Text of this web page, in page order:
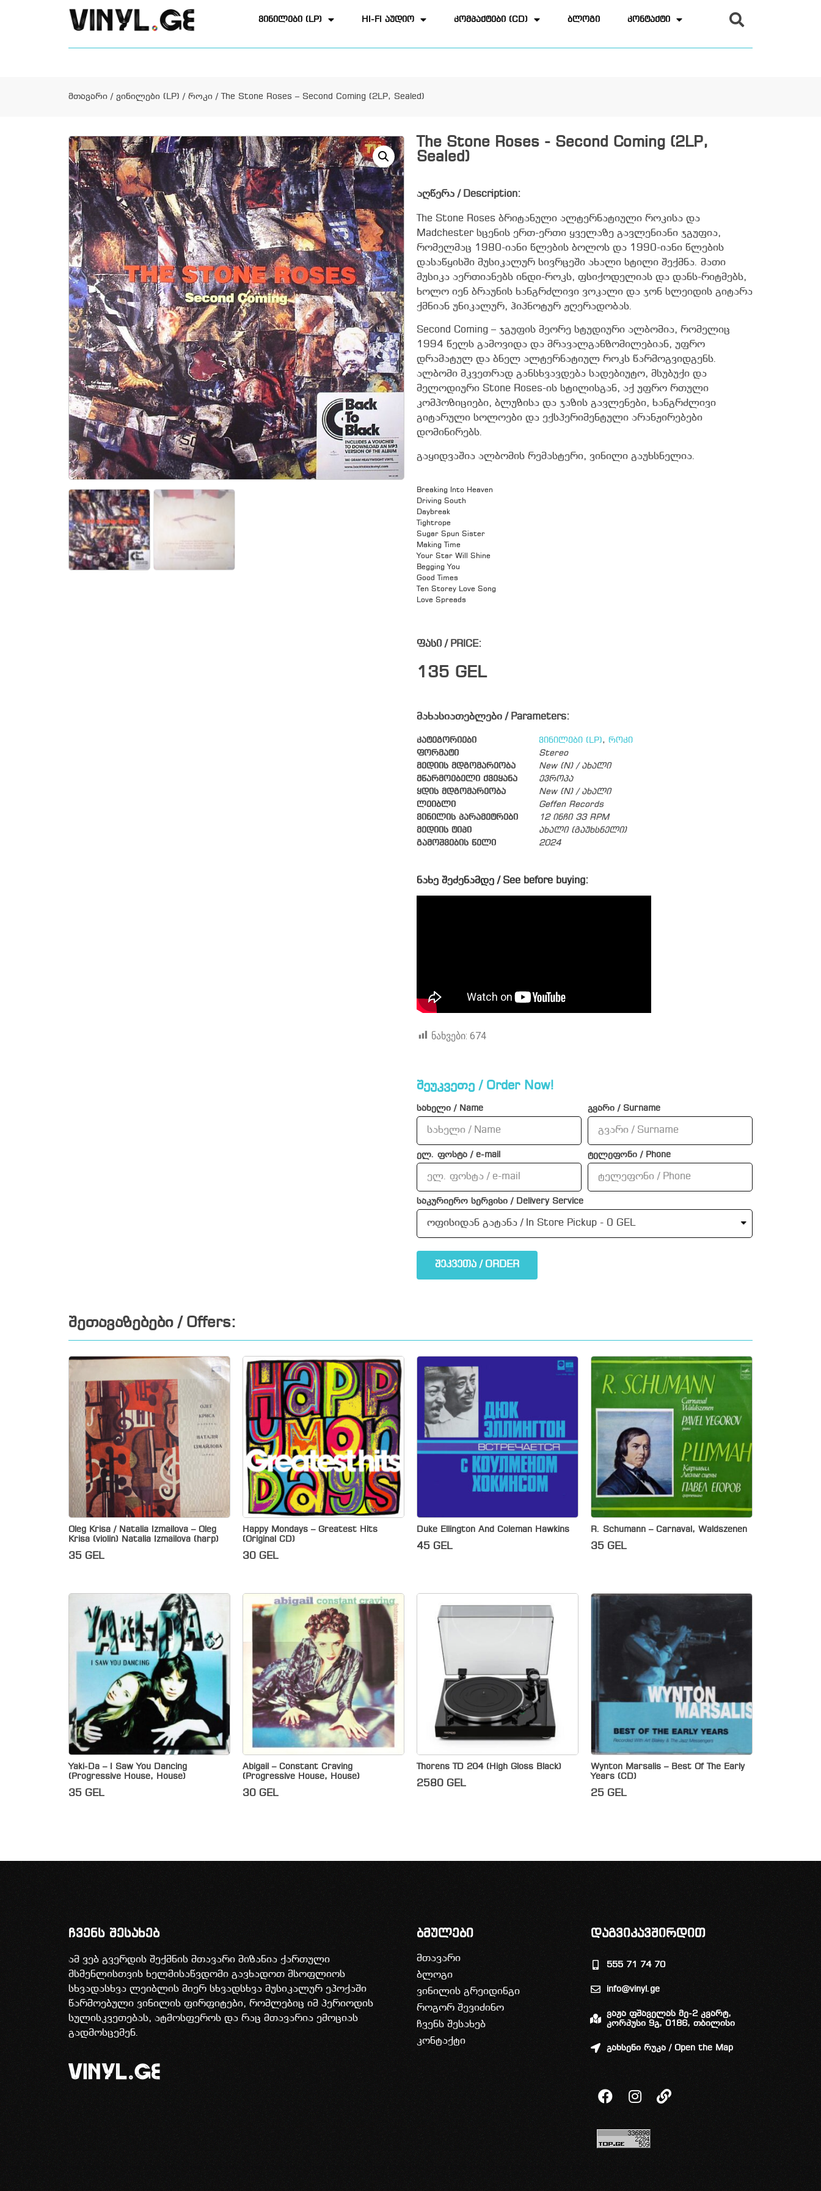
ვინილები (LP) HI-FI აუდიო კომპაქტები (CD) ბლოგი კონტაქტი
მთავარი / ვინილები (LP) / როკი / The Stone Roses – Second Coming (2LP, Sealed)
The Stone Roses - Second Coming (2LP,
Sealed)
აღწერა / Description:
The Stone Roses ბრიტანული ალტერნატიული როკისა და
Madchester სცენის ერთ-ერთი ყველაზე გავლენიანი ჯგუფია,
რომელმაც 1980-იანი წლების ბოლოს და 1990-იანი წლების
დასაწყისში მუსიკალურ სივრცეში ახალი სტილი შექმნა. მათი
მუსიკა აერთიანებს ინდი-როკს, ფსიქოდელიას და დანს-რიტმებს,
ხოლო იენ ბრაუნის ხანგრძლივი ვოკალი და ჯონ სლეიდის გიტარა
ქმნიან უნიკალურ, ჰიპნოტურ ჟღერადობას.
Second Coming – ჯგუფის მეორე სტუდიური ალბომია, რომელიც
1994 წელს გამოვიდა და მრავალგანზომილებიან, უფრო
დრამატულ და ბნელ ალტერნატიულ როკს წარმოგვიდგენს.
ალბომი მკვეთრად განსხვავდება სადებიუტო, მსუბუქი და
მელოდიური Stone Roses-ის სტილისგან, აქ უფრო რთული
კომპოზიციები, ბლუზისა და ჯაზის გავლენები, ხანგრძლივი
გიტარული სოლოები და ექსპერიმენტული არანჟირებები
დომინირებს.
გაყიდვაშია ალბომის რემასტერი, ვინილი გაუხსნელია.
Breaking Into Heaven
Driving South
Daybreak
Tightrope
Sugar Spun Sister
Making Time
Your Star Will Shine
Begging You
Good Times
Ten Storey Love Song
Love Spreads
ფასი / PRICE:
135 GEL
მახასიათებლები / Parameters:
კატეგორიები ვინილები (LP), როკი
ფორმატი
Stereo
მედიის მდგომარეობა
New (N) / ახალი
მწარმოებელი ქვეყანა
ევროპა
ყდის მდგომარეობა
New (N) / ახალი
ლეიბლი
Geffen Records
ვინილის პარამეტრები
12 ინჩი 33 RPM
მედიის ტიპი
ახალი (გაუხსნელი)
გამოშვების წელი
2024
ნახე შეძენამდე / See before buying:
ნახვები: 674
შეუკვეთე / Order Now!
სახელი / Name გვარი / Surname
ელ. ფოსტა / e-mail ტელეფონი / Phone
საკურიერო სერვისი / Delivery Service
შეკვეთა / ORDER
შეთავაზებები / Offers:
Oleg Krisa / Natalia Izmailova – Oleg
Krisa (violin) Natalia Izmailova (harp)
35 GEL
Happy Mondays – Greatest Hits
(Original CD)
30 GEL
Duke Ellington And Coleman Hawkins
45 GEL
R. Schumann – Carnaval, Waldszenen
35 GEL
Yaki-Da – I Saw You Dancing
(Progressive House, House)
35 GEL
Abigail – Constant Craving
(Progressive House, House)
30 GEL
Thorens TD 204 (High Gloss Black)
2580 GEL
Wynton Marsalis – Best Of The Early
Years (CD)
25 GEL
ჩვენს შესახებ
ამ ვებ გვერდის შექმნის მთავარი მიზანია ქართული
მსმენლისთვის ხელმისაწვდომი გავხადოთ მსოფლიოს
სხვადასხვა ლეიბლის მიერ სხვადსხვა მუსიკალურ ეპოქაში
წარმოებული ვინილის ფირფიტები, რომლებიც იმ პერიოდის
სულისკვეთებას, ატმოსფეროს და რაც მთავარია ემოციას
გადმოსცემენ.
ბმულები
მთავარი
ბლოგი
ვინილის გრეიდინგი
როგორ შევიძინო
ჩვენს შესახებ
კონტაქტი
დაგვიკავშირდით
555 71 74 70
info@vinyl.ge
ვაჟა ფშაველას მე-2 კვარტ,
კორპუსი 9გ, 0186, თბილისი
გახსენი რუკა / Open the Map